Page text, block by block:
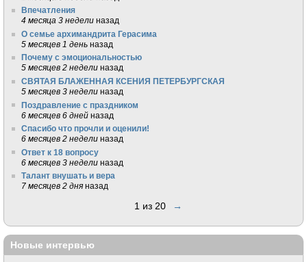
Впечатления
4 месяца 3 недели назад
О семье архимандрита Герасима
5 месяцев 1 день назад
Почему с эмоциональностью
5 месяцев 2 недели назад
СВЯТАЯ БЛАЖЕННАЯ КСЕНИЯ ПЕТЕРБУРГСКАЯ
5 месяцев 3 недели назад
Поздравление с праздником
6 месяцев 6 дней назад
Спасибо что прочли и оценили!
6 месяцев 2 недели назад
Ответ к 18 вопросу
6 месяцев 3 недели назад
Талант внушать и вера
7 месяцев 2 дня назад
1 из 20 →
Новые интервью